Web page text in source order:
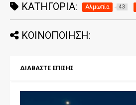
ΚΑΤΗΓΟΡΊΑ: Αλμωπία 43
ΚΟΙΝΟΠΟΙΗΣΗ:
ΔΙΑΒΑΣΤΕ ΕΠΙΣΗΣ